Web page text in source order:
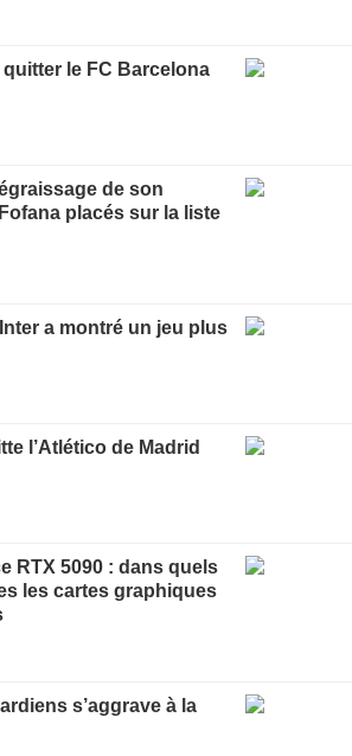
le FC Barcelona
de son
placés sur la liste
a montré un jeu plus
l’Atlético de Madrid
RTX 5090 : dans quels
les cartes graphiques
s’aggrave à la